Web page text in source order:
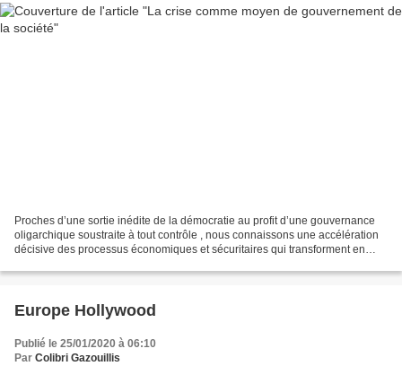
Proches d’une sortie inédite de la démocratie au profit d’une gouvernance
oligarchique soustraite à tout contrôle , nous connaissons une accélération
décisive des processus économiques et sécuritaires qui transforment en
Europe Hollywood
Publié le 25/01/2020 à 06:10
Par Colibri Gazouillis